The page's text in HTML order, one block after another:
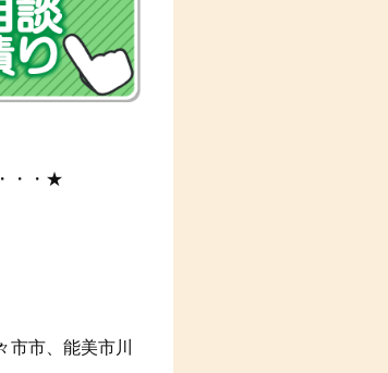
・・★
市、能美市川